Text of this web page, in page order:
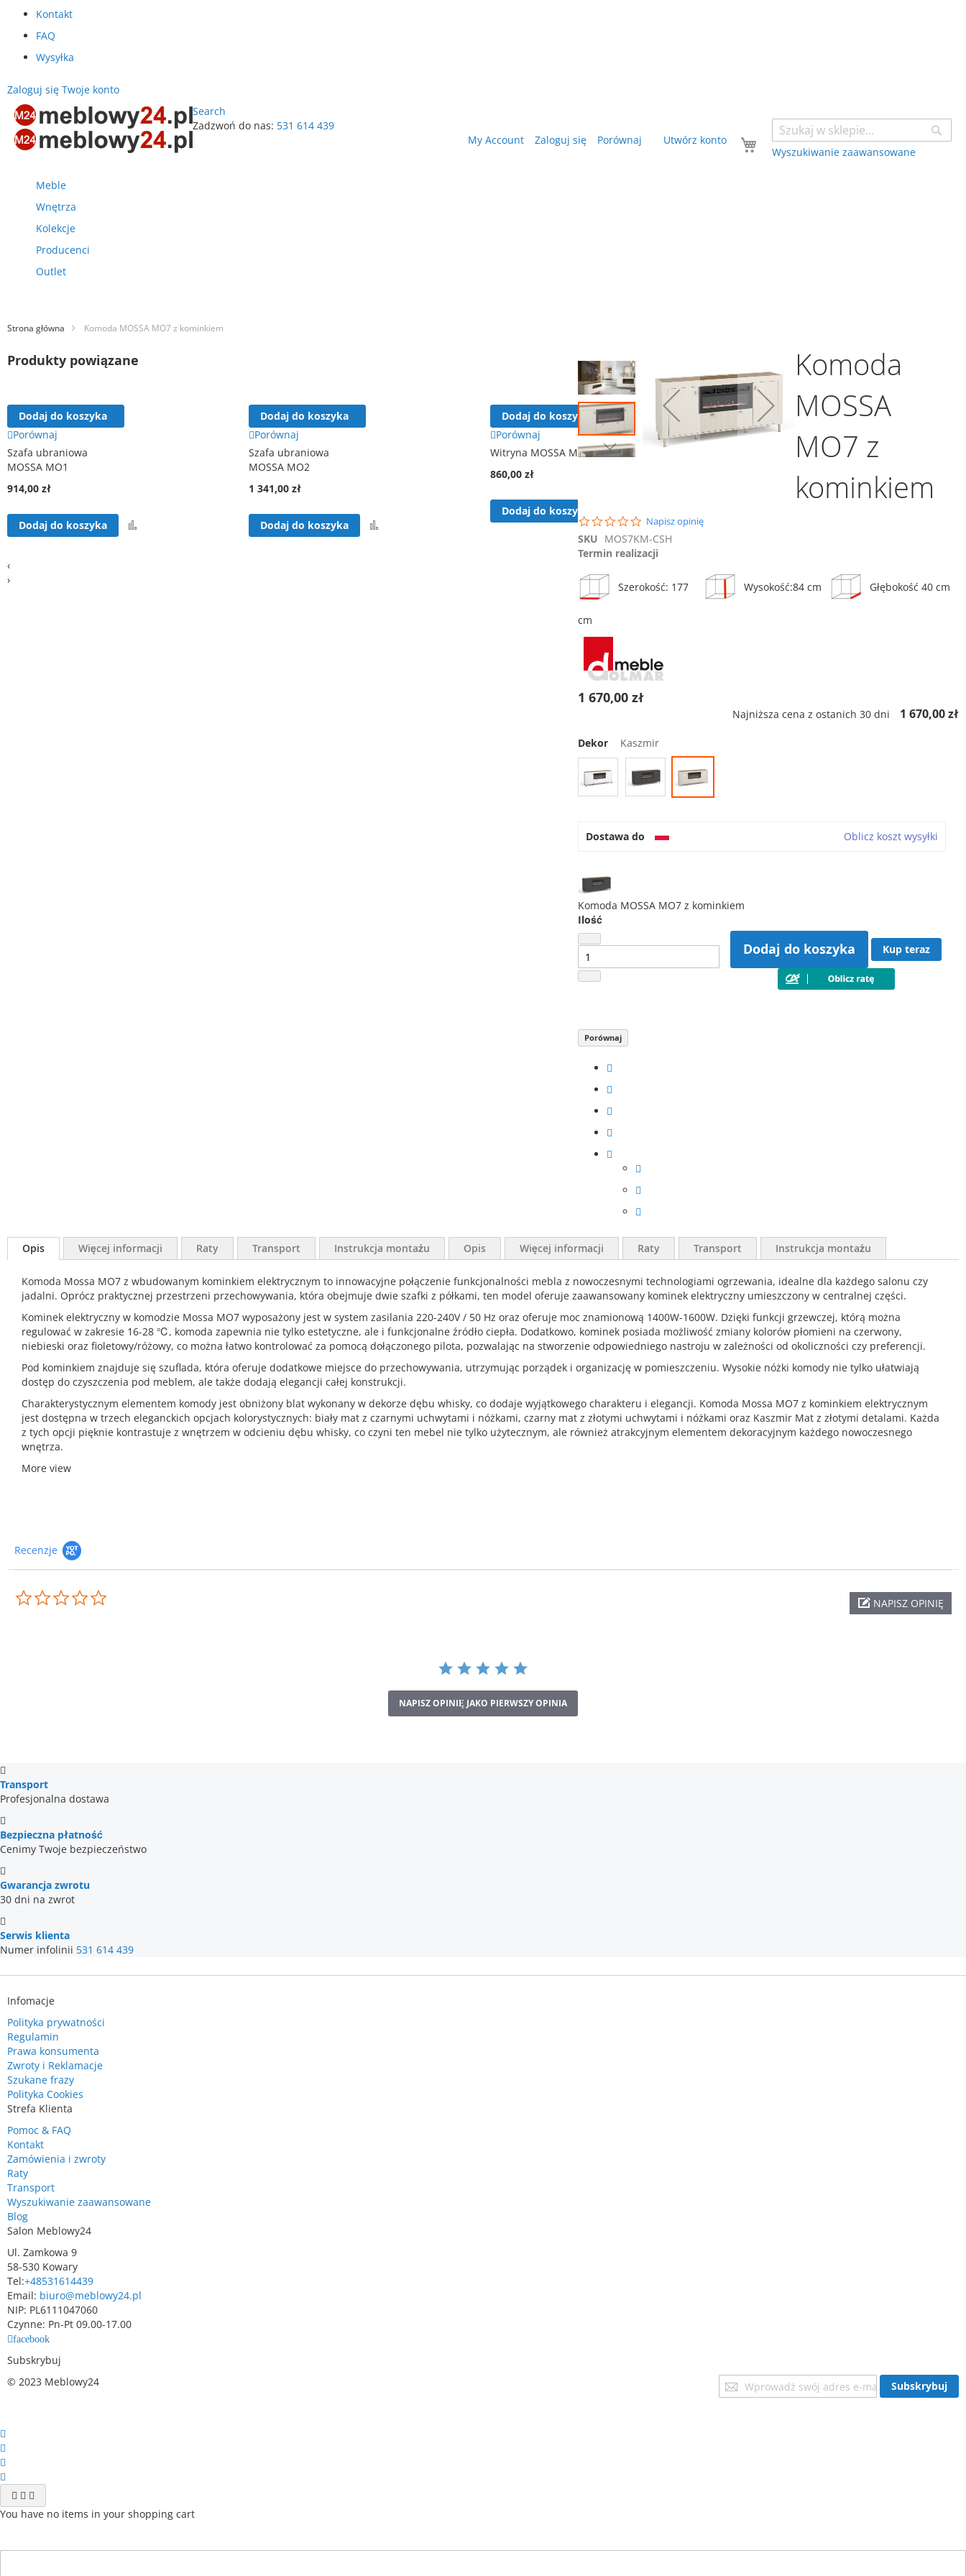
Kontakt
FAQ
Wysyłka
Zaloguj się Twoje konto
Search
Wyszukiwanie zaawansowane
Zadzwoń do nas: 531 614 439
Twój koszyk
My Account Zaloguj się Porównaj Utwórz konto
Meble
Wnętrza
Kolekcje
Producenci
Outlet
Strona główna Komoda MOSSA MO7 z kominkiem
Przejdź
na
koniec
galerii
galerii
Komoda
MOSSA
MO7 z
kominkiem
0.0
star
rating
Napisz opinię
SKU MOS7KM-CSH
Termin realizacji
Szerokość: 177
cm
Wysokość:84 cm Głębokość 40 cm
1 670,00 zł
Najniższa cena z ostanich 30 dni 1 670,00 zł
Dekor Kaszmir
Dostawa do Oblicz koszt wysyłki
Komoda MOSSA MO7 z kominkiem
Ilość
Dodaj do koszyka Kup teraz
Porównaj
Produkty powiązane
Dodaj do koszyka
Porównaj
Szafa ubraniowa
MOSSA MO1
914,00 zł
Dodaj do koszyka
Dodaj do koszyka
Porównaj
Szafa ubraniowa
MOSSA MO2
1 341,00 zł
Dodaj do koszyka
Dodaj do koszyka
Porównaj
Witryna MOSSA MO3
860,00 zł
Dodaj do koszyka
Dodaj do koszyka
Porównaj
Regał MOSSA MO4
‹
›
Opis Więcej informacji Raty Transport Instrukcja montażu Opis
Komoda Mossa MO7 z wbudowanym kominkiem elektrycznym to innowacyjne połączenie funkcjonalności mebla z nowoczesnymi technologiami ogrzewania, idealne dla każdego salonu czy
jadalni. Oprócz praktycznej przestrzeni przechowywania, która obejmuje dwie szafki z półkami, ten model oferuje zaawansowany kominek elektryczny umieszczony w centralnej części.
Kominek elektryczny w komodzie Mossa MO7 wyposażony jest w system zasilania 220-240V / 50 Hz oraz oferuje moc znamionową 1400W-1600W. Dzięki funkcji grzewczej, którą można
regulować w zakresie 16-28 ℃, komoda zapewnia nie tylko estetyczne, ale i funkcjonalne źródło ciepła. Dodatkowo, kominek posiada możliwość zmiany kolorów płomieni na czerwony,
niebieski oraz fioletowy/różowy, co można łatwo kontrolować za pomocą dołączonego pilota, pozwalając na stworzenie odpowiedniego nastroju w zależności od okoliczności czy preferencji.
Pod kominkiem znajduje się szuflada, która oferuje dodatkowe miejsce do przechowywania, utrzymując porządek i organizację w pomieszczeniu. Wysokie nóżki komody nie tylko ułatwiają
dostęp do czyszczenia pod meblem, ale także dodają elegancji całej konstrukcji.
Charakterystycznym elementem komody jest obniżony blat wykonany w dekorze dębu whisky, co dodaje wyjątkowego charakteru i elegancji. Komoda Mossa MO7 z kominkiem elektrycznym
jest dostępna w trzech eleganckich opcjach kolorystycznych: biały mat z czarnymi uchwytami i nóżkami, czarny mat z złotymi uchwytami i nóżkami oraz Kaszmir Mat z złotymi detalami. Każda
z tych opcji pięknie kontrastuje z wnętrzem w odcieniu dębu whisky, co czyni ten mebel nie tylko użytecznym, ale również atrakcyjnym elementem dekoracyjnym każdego nowoczesnego
wnętrza.
More view
Więcej informacji Raty Transport Instrukcja montażu
Recenzje
NAPISZ OPINIĘ
NAPISZ OPINIĘ JAKO PIERWSZY OPINIA
Transport
Profesjonalna dostawa
Bezpieczna płatność
Cenimy Twoje bezpieczeństwo
Gwarancja zwrotu
30 dni na zwrot
Serwis klienta
Numer infolinii 531 614 439
Infomacje
Polityka prywatności
Regulamin
Prawa konsumenta
Zwroty i Reklamacje
Szukane frazy
Polityka Cookies
Strefa Klienta
Pomoc & FAQ
Kontakt
Zamówienia i zwroty
Raty
Transport
Wyszukiwanie zaawansowane
Blog
Salon Meblowy24
Ul. Zamkowa 9
58-530 Kowary
Tel:+48531614439
Email: biuro@meblowy24.pl
NIP: PL6111047060
Czynne: Pn-Pt 09.00-17.00
facebook
Subskrybuj
Subskrybuj
nasz
Subskrybuj
© 2023 Meblowy24
You have no items in your shopping cart